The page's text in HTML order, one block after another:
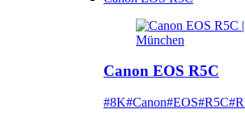
Canon EOS R5C
#8K#Canon#EOS#R5C